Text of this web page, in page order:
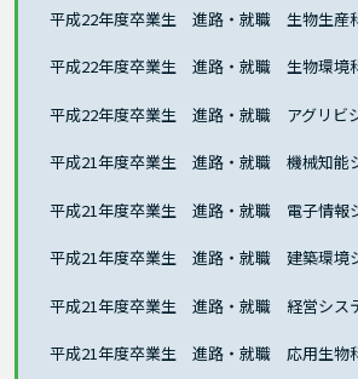
平成22年度卒業生 進路・就職 生物生産
平成22年度卒業生 進路・就職 生物環境
平成22年度卒業生 進路・就職 アグリビ
平成21年度卒業生 進路・就職 機械知能
平成21年度卒業生 進路・就職 電子情報
平成21年度卒業生 進路・就職 建築環境
平成21年度卒業生 進路・就職 経営シス
平成21年度卒業生 進路・就職 応用生物